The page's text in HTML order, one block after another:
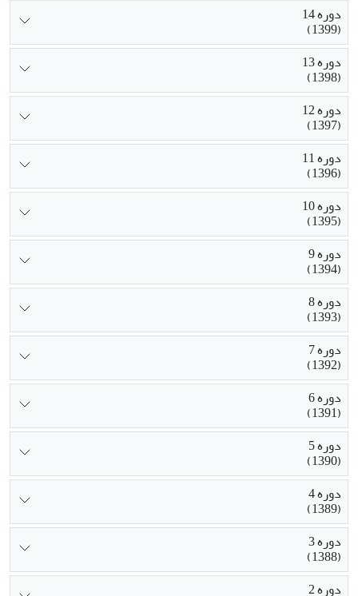
دوره 14
(1399)
دوره 13
(1398)
دوره 12
(1397)
دوره 11
(1396)
دوره 10
(1395)
دوره 9
(1394)
دوره 8
(1393)
دوره 7
(1392)
دوره 6
(1391)
دوره 5
(1390)
دوره 4
(1389)
دوره 3
(1388)
دوره 2